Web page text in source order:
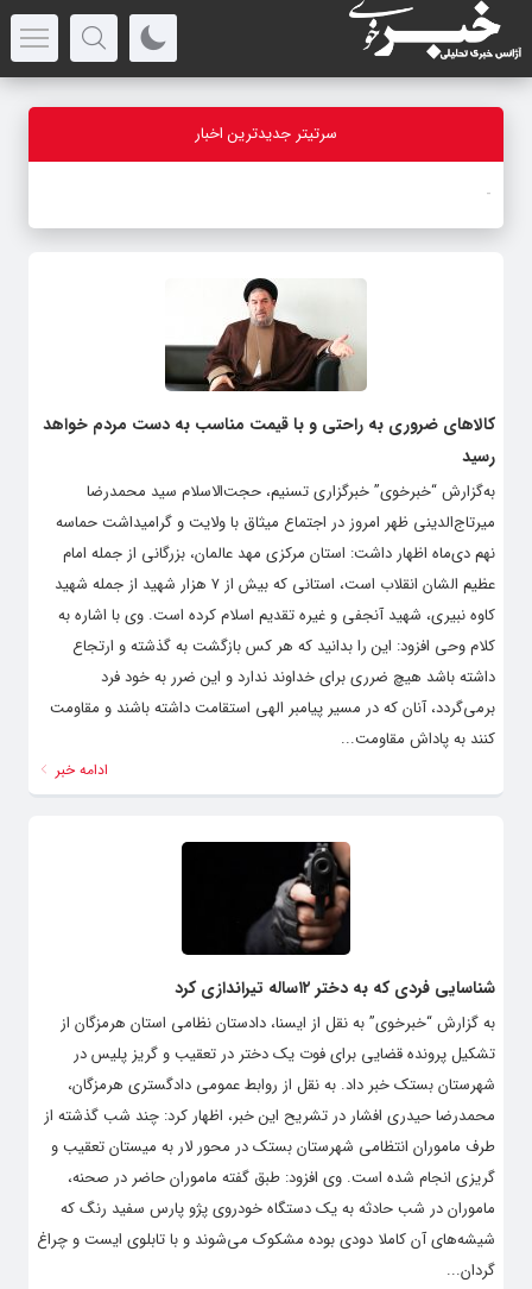
سرتیتر جدیدترین اخبار
-
کالاهای ضروری به راحتی و با قیمت مناسب به دست مردم خواهد
رسید
به‌گزارش “خبرخوی” خبرگزاری تسنیم، حجت‌الاسلام سید محمدرضا
میرتاج‌الدینی ظهر امروز در اجتماع میثاق با ولایت و گرامیداشت حماسه
نهم دی‌ماه اظهار داشت: استان مرکزی مهد عالمان، بزرگانی از جمله امام
عظیم الشان انقلاب است، استانی که بیش از ۷ هزار شهید از جمله شهید
کاوه نبیری، شهید آنجفی و غیره تقدیم اسلام کرده است. وی با اشاره به
کلام وحی افزود: این را بدانید که هر کس بازگشت به گذشته و ارتجاع
داشته باشد هیچ ضرری برای خداوند ندارد و این ضرر به خود فرد
برمی‌گردد، آنان که در مسیر پیامبر الهی استقامت داشته باشند و مقاومت
کنند به پاداش مقاومت...
ادامه خبر
شناسایی فردی که به دختر ۱۲ساله تیراندازی کرد
به گزارش “خبرخوی” به نقل از ایسنا، دادستان نظامی استان هرمزگان از
تشکیل پرونده قضایی برای فوت یک دختر در تعقیب و گریز پلیس در
شهرستان بستک خبر داد. به نقل از روابط عمومی دادگستری هرمزگان،
محمدرضا حیدری افشار در تشریح این خبر، اظهار کرد: چند شب گذشته از
طرف ماموران انتظامی شهرستان بستک در محور لار به میستان تعقیب و
گریزی انجام شده است. وی افزود: طبق گفته ماموران حاضر در صحنه،
ماموران در شب حادثه به یک دستگاه خودروی پژو پارس سفید رنگ که
شیشه‌های آن کاملا دودی بوده مشکوک می‌شوند و با تابلوی ایست و چراغ
گردان...